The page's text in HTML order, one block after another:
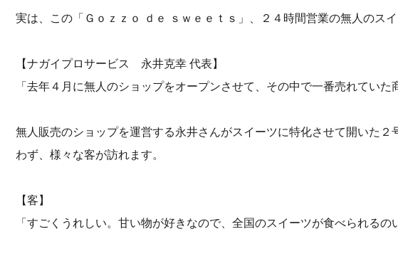
実は、この「Ｇｏｚｚｏ ｄｅ ｓｗｅｅｔｓ」、２４時間営業の無人のス
【ナガイプロサービス 永井克幸 代表】
「去年４月に無人のショップをオープンさせて、その中で一番売れていた
無人販売のショップを運営する永井さんがスイーツに特化させて開いた
わず、様々な客が訪れます。
【客】
「すごくうれしい。甘い物が好きなので、全国のスイーツが食べられるの